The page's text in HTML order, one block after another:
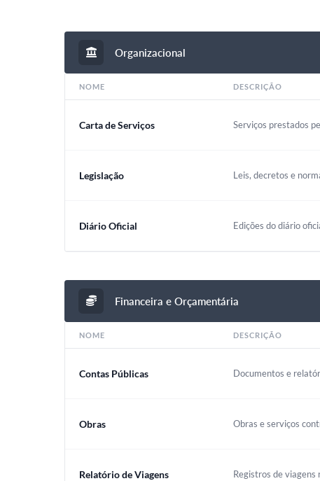
Organizacional
NOME DESCRIÇÃO
Carta de Serviços Serviços prestados
Legislação Leis, decretos e
Diário Oficial Edições do diário
Financeira e Orçamentária
NOME DESCRIÇÃO
Contas Públicas Documentos e
Obras Obras e serviços
Relatório de Viagens Registros de viagens